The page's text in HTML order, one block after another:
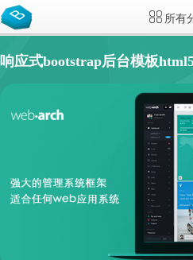
所有
响应式bootstrap后台模板